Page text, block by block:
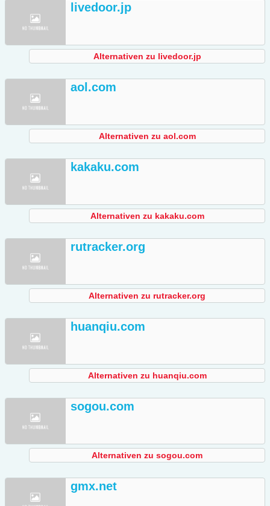
livedoor.jp
Alternativen zu livedoor.jp
aol.com
Alternativen zu aol.com
kakaku.com
Alternativen zu kakaku.com
rutracker.org
Alternativen zu rutracker.org
huanqiu.com
Alternativen zu huanqiu.com
sogou.com
Alternativen zu sogou.com
gmx.net